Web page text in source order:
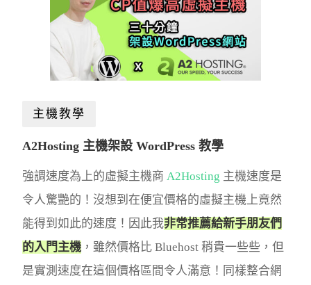
主機教學
A2Hosting 主機架設 WordPress 教學
強調速度為上的虛擬主機商 A2Hosting 主機速度是
令人驚艷的！沒想到在便宜價格的虛擬主機上竟然
能得到如此的速度！因此我非常推薦給新手朋友們
的入門主機 ，雖然價格比 Bluehost 稍貴一些些，但
是實測速度在這個價格區間令人滿意！同樣整合網